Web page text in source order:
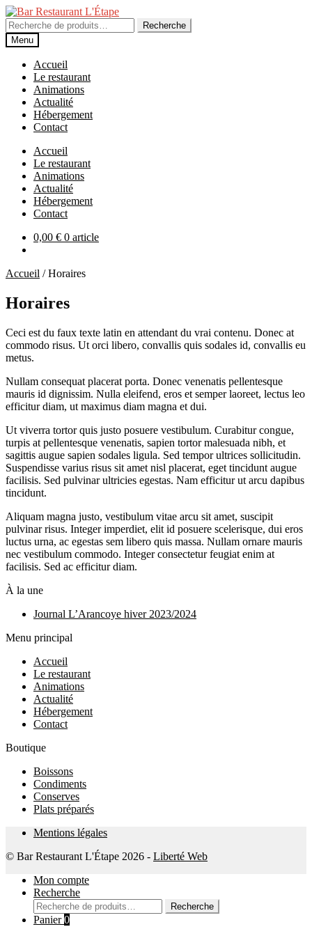
Aller
à
la
navigation
Aller
au
contenu
Recherche
pour :
Recherche
Menu
Accueil
Le restaurant
Animations
Actualité
Hébergement
Contact
Accueil
Le restaurant
Animations
Actualité
Hébergement
Contact
0,00 € 0 article
Accueil /Horaires
Horaires
Ceci est du faux texte latin en attendant du vrai contenu. Donec at
commodo risus. Ut orci libero, convallis quis sodales id, convallis eu
metus.
Nullam consequat placerat porta. Donec venenatis pellentesque
mauris id dignissim. Nulla eleifend, eros et semper laoreet, lectus leo
efficitur diam, ut maximus diam magna et dui.
Ut viverra tortor quis justo posuere vestibulum. Curabitur congue,
turpis at pellentesque venenatis, sapien tortor malesuada nibh, et
sagittis augue sapien sodales ligula. Sed tempor ultrices sollicitudin.
Suspendisse varius risus sit amet nisl placerat, eget tincidunt augue
facilisis. Sed pulvinar ultricies egestas. Nam efficitur ut arcu dapibus
tincidunt.
Aliquam magna justo, vestibulum vitae arcu sit amet, suscipit
pulvinar risus. Integer imperdiet, elit id posuere scelerisque, dui eros
luctus urna, ac egestas sem libero quis massa. Nullam ornare mauris
nec vestibulum commodo. Integer consectetur feugiat enim at
facilisis. Sed ac efficitur diam.
À la une
Journal L’Arancoye hiver 2023/2024
Menu principal
Accueil
Le restaurant
Animations
Actualité
Hébergement
Contact
Boutique
Boissons
Condiments
Conserves
Plats préparés
Mentions légales
© Bar Restaurant L'Étape 2026 - Liberté Web
Mon compte
Recherche
Recherche
pour :
Recherche
Panier0